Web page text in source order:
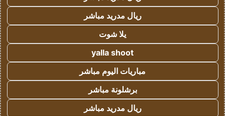
ريال مدريد مباشر
يلا شوت
yalla shoot
مباريات اليوم مباشر
برشلونة مباشر
ريال مدريد مباشر